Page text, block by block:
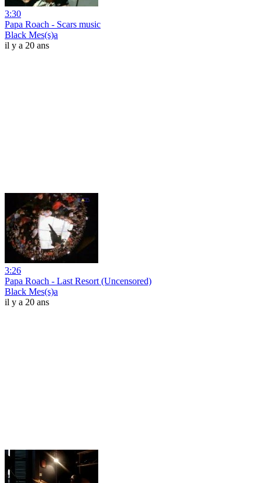
3:30
Papa Roach - Scars music
Black Mes(s)a
il y a 20 ans
3:26
Papa Roach - Last Resort (Uncensored)
Black Mes(s)a
il y a 20 ans